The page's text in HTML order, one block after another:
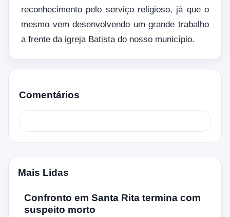
reconhecimento pelo serviço religioso, já que o
mesmo vem desenvolvendo um grande trabalho
a frente da igreja Batista do nosso município.
Comentários
Mais Lidas
Confronto em Santa Rita termina com
suspeito morto